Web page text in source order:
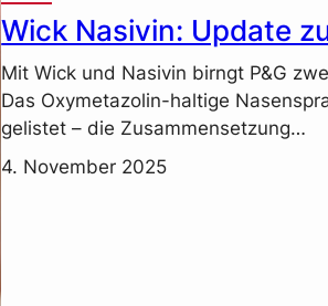
Wick Nasivin: Update
Mit Wick und Nasivin birngt P&G
Das Oxymetazolin-haltige
gelistet – die Zusammensetzung…
4. November 2025